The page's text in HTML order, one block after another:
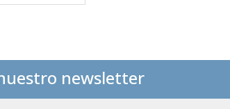
newsletter